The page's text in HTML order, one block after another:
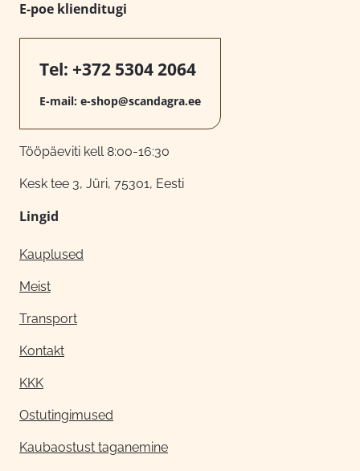
E-poe klienditugi
Tel: +372 5304 2064
E-mail: e-shop@scandagra.ee
Tööpäeviti kell 8:00-16:30
Kesk tee 3, Jüri, 75301, Eesti
Lingid
Kauplused
Meist
Transport
Kontakt
KKK
Ostutingimused
Kaubaostust taganemine